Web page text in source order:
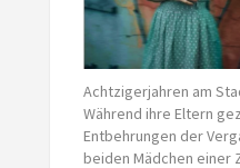
Achtzigerjahren am
Während ihre Eltern
Entbehrungen der
beiden Mädchen einer